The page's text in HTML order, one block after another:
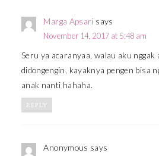
Marga Apsari says
November 14, 2017 at 5:48 am
Seru ya acaranyaa, walau aku nggak
didongengin, kayaknya pengen bisa
anak nanti hahaha.
REPLY
Anonymous says